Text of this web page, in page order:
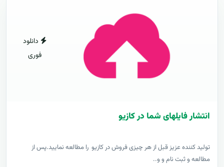
دانلود
فوری
انتشار فایلهای شما در کازیو
توليد کننده عزيز قبل از هر چیزی فروش در کازیو را مطالعه نمایید.پس از
مطالعه و ثبت نام و و..